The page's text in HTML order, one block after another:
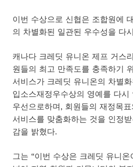
이번 수상으로 신협은 조합원에
의 차별화된 일관된 우수성을 다
캐나다 크레딧 유니온 제프 거스
원들의 최고 만족도를 충족하기
서비스가 크레딧 유니온의 차별
입소스재정우수상의 영예를 다시
우선으로하며, 회원들의 재정목
서비스를 맞춤화하는 것을 인정
감을 밝혔다.
그는 “이번 수상은 크레딧 유니